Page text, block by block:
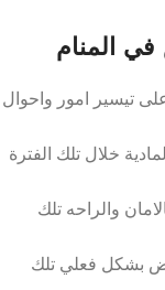
المنام
تيسير امور واحوال
خلال تلك الفترة
والراحه تلك
بشكل فعلي تلك